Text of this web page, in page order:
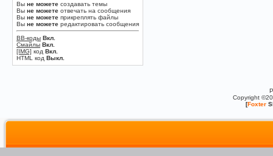
Вы не можете создавать темы
Вы не можете отвечать на сообщения
Вы не можете прикреплять файлы
Вы не можете редактировать сообщения
BB-коды Вкл.
Смайлы Вкл.
[IMG] код Вкл.
HTML код Выкл.
Copyright
[Foxter